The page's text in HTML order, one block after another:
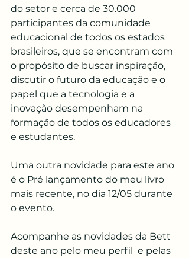
do setor e cerca de 30.000
participantes da comunidade
educacional de todos os estados
brasileiros, que se encontram com
o propósito de buscar inspiração,
discutir o futuro da educação e o
papel que a tecnologia e a
inovação desempenham na
formação de todos os educadores
e estudantes.
Uma outra novidade para este ano
é o Pré lançamento do meu livro
mais recente, no dia 12/05 durante
o evento.
Acompanhe as novidades da Bett
deste ano pelo meu perfil  e pelas